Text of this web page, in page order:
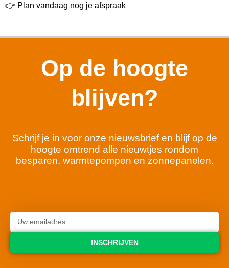
👉 Plan vandaag nog je afspraak
Op de hoogte
blijven?
Schrijf je in voor onze nieuwsbrief en blijf op de
hoogte omtrend alle nieuwtjes rondom
besparen, warmtepompen en zonnepanelen.
INSCHRIJVEN